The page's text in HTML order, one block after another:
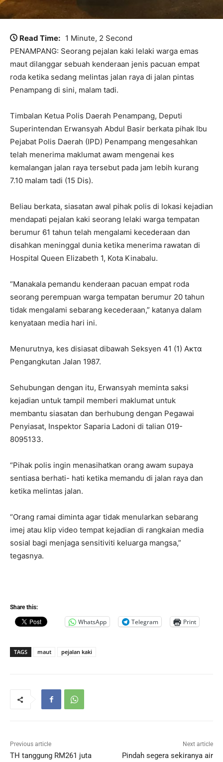
Read Time: 1 Minute, 2 Second
PENAMPANG: Seorang pejalan kaki lelaki warga emas
maut dilanggar sebuah kenderaan jenis pacuan empat
roda ketika sedang melintas jalan raya di jalan pintas
Penampang di sini, malam tadi.
Timbalan Ketua Polis Daerah Penampang, Deputi
Superintendan Erwansyah Abdul Basir berkata pihak Ibu
Pejabat Polis Daerah (IPD) Penampang mengesahkan
telah menerima maklumat awam mengenai kes
kemalangan jalan raya tersebut pada jam lebih kurang
7.10 malam tadi (15 Dis).
Beliau berkata, siasatan awal pihak polis di lokasi kejadian
mendapati pejalan kaki seorang lelaki warga tempatan
berumur 61 tahun telah mengalami kecederaan dan
disahkan meninggal dunia ketika menerima rawatan di
Hospital Queen Elizabeth 1, Kota Kinabalu.
“Manakala pemandu kenderaan pacuan empat roda
seorang perempuan warga tempatan berumur 20 tahun
tidak mengalami sebarang kecederaan,” katanya dalam
kenyataan media hari ini.
Menurutnya, kes disiasat dibawah Seksyen 41 (1) Ακτα
Pengangkutan Jalan 1987.
Sehubungan dengan itu, Erwansyah meminta saksi
kejadian untuk tampil memberi maklumat untuk
membantu siasatan dan berhubung dengan Pegawai
Penyiasat, Inspektor Saparia Ladoni di talian 019-
8095133.
“Pihak polis ingin menasihatkan orang awam supaya
sentiasa berhati- hati ketika memandu di jalan raya dan
ketika melintas jalan.
“Orang ramai diminta agar tidak menularkan sebarang
imej atau klip video tempat kejadian di rangkaian media
sosial bagi menjaga sensitiviti keluarga mangsa,”
tegasnya.
Share this:
WhatsApp Telegram Print
TAGS maut pejalan kaki
Previous article
TH tanggung RM261 juta
Next article
Pindah segera sekiranya air